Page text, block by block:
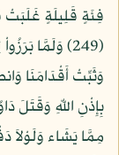
فِئَةٍ قَلِيلَةٍ غَلَبَتْ
(249) وَلَمَّا
بِإِذْنِ اللّهِ وَقَتَلَ
مِمَّا يَشَاء